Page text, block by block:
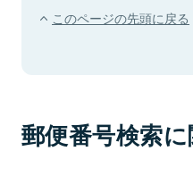
このページの先頭に戻る
郵便番号検索